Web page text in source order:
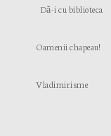
Dă-i cu biblioteca
Oamenii chapeau!
Vladimirisme